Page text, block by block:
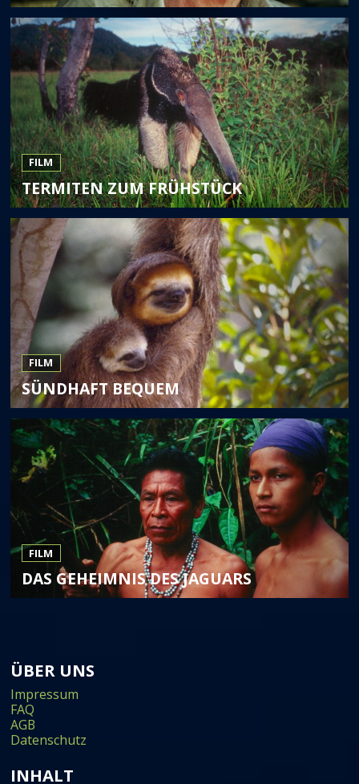
FILM
TERMITEN ZUM FRÜHSTÜCK
FILM
SÜNDHAFT BEQUEM
FILM
DAS GEHEIMNIS DES JAGUARS
ÜBER UNS
Impressum
FAQ
AGB
Datenschutz
INHALT